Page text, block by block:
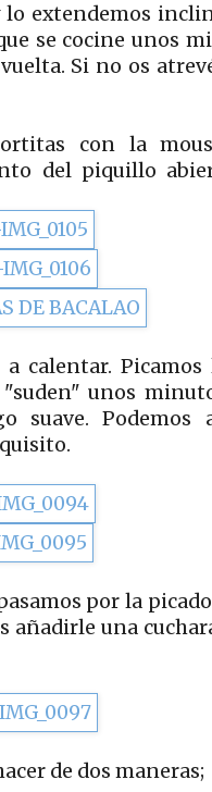
lo extendemos
se cocine unos
Si no os
con la
del piquillo
calentar.
unos
suave. Podemos
por la
añadirle una
de dos maneras;